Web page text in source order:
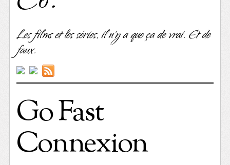
Les films et les séries, il n'y a que ça de vrai. Et de
faux.
Go Fast
Connexion